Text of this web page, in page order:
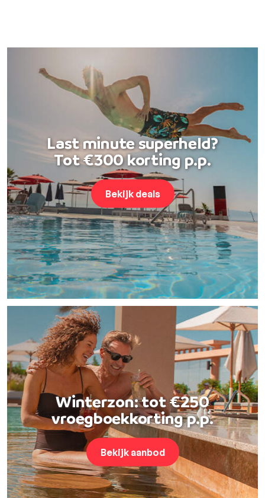
Last minute superheld?
Tot €300 korting p.p.
Bekijk deals
Winterzon: tot €250
vroegboekkorting p.p.
Bekijk aanbod